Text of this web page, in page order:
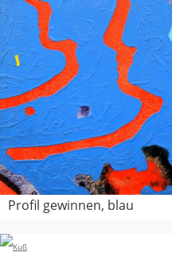
Profil gewinnen, blau